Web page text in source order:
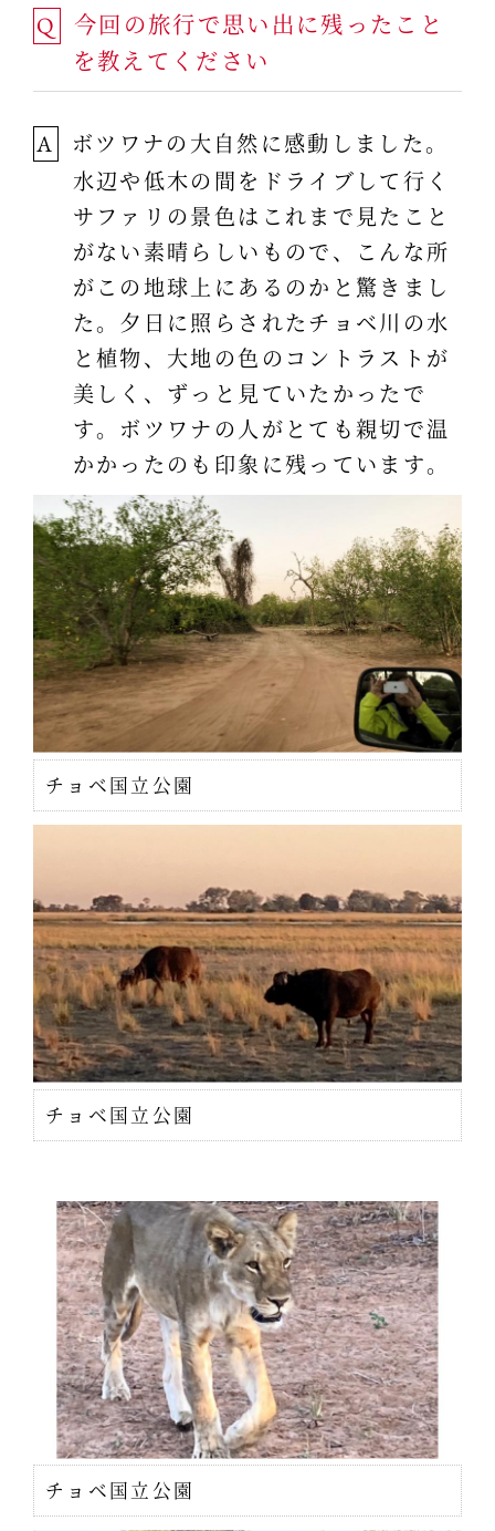
Q
今回の旅行で思い出に残ったこと
を教えてください
A
ボツワナの大自然に感動しました。
水辺や低木の間をドライブして行く
サファリの景色はこれまで見たこと
がない素晴らしいもので、こんな所
がこの地球上にあるのかと驚きまし
た。夕日に照らされたチョベ川の水
と植物、大地の色のコントラストが
美しく、ずっと見ていたかったで
す。ボツワナの人がとても親切で温
かかったのも印象に残っています。
チョベ国立公園
チョベ国立公園
チョベ国立公園